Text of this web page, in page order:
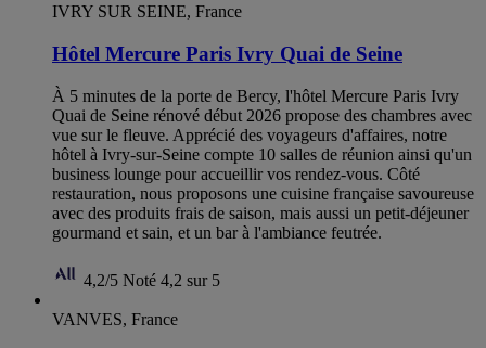
IVRY SUR SEINE, France
Hôtel Mercure Paris Ivry Quai de Seine
À 5 minutes de la porte de Bercy, l'hôtel Mercure Paris Ivry
Quai de Seine rénové début 2026 propose des chambres avec
vue sur le fleuve. Apprécié des voyageurs d'affaires, notre
hôtel à Ivry-sur-Seine compte 10 salles de réunion ainsi qu'un
business lounge pour accueillir vos rendez-vous. Côté
restauration, nous proposons une cuisine française savoureuse
avec des produits frais de saison, mais aussi un petit-déjeuner
gourmand et sain, et un bar à l'ambiance feutrée.
4,2/5 Noté 4,2 sur 5
VANVES, France